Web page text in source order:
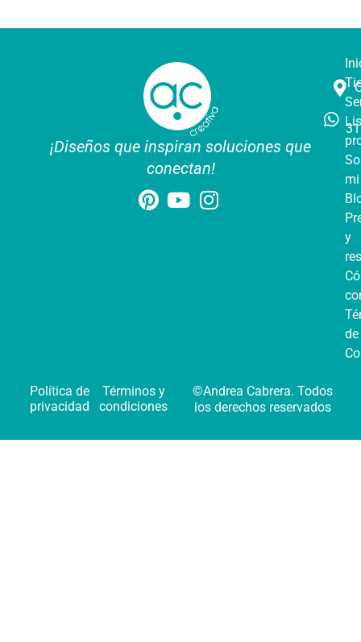
¡Diseños que inspiran soluciones que
conectan!
mi
y
Política de
privacidad
Términos y
condiciones
©Andrea Cabrera. Todos
los derechos reservados